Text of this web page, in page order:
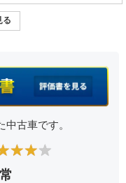
る
古車です。
★★★